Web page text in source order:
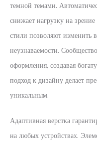
темной темами.
снижает нагрузку на
стили позволяют
неузнаваемости.
оформления, создавая
подход к дизайну делает
уникальным.
Адаптивная верстка
на любых устройствах.